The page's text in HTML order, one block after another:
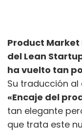
Product
del Lean
ha vuelto tan
Su traducción
«Encaje del
tan elegante
que trata este